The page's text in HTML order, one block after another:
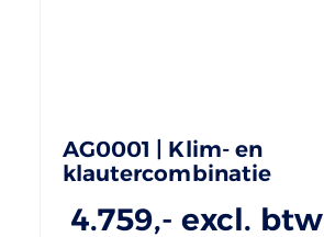
AG0001 | Klim- en
klautercombinatie
4.759,- excl. btw